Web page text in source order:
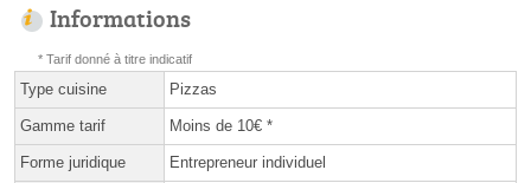
Informations
* Tarif donné à titre indicatif
Type cuisine Pizzas
Gamme tarif Moins de 10€ *
Forme juridique Entrepreneur individuel